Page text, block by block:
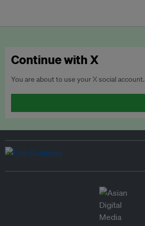
Continue with X
You are about to use your X social account.